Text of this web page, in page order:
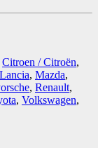
Citroen / Citroën,
Lancia, Mazda,
, Renault,
, Volkswagen,